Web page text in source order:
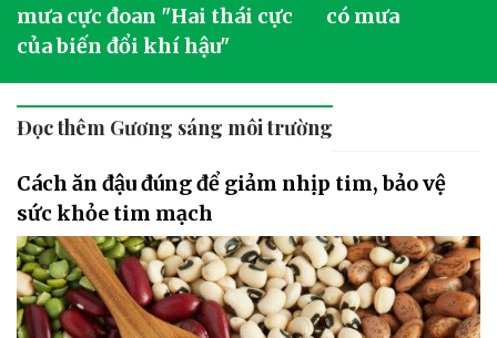
mưa cực đoan "Hai thái cực
của biến đổi khí hậu"
có mưa
Đọc thêm Gương sáng môi trường
Cách ăn đậu đúng để giảm nhịp tim, bảo vệ
sức khỏe tim mạch